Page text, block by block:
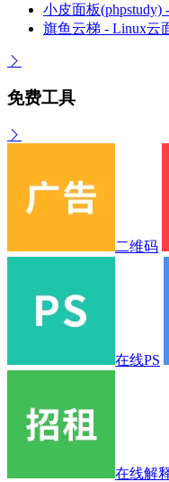
小皮面板(phpstudy)
旗鱼云梯 - Linux云
免费工具
二维码
在线PS
在线解